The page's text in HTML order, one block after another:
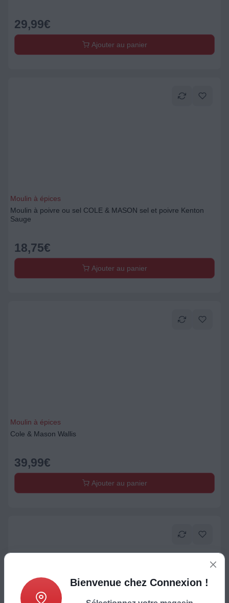
29,99€
Ajouter au panier
Moulin à épices
Moulin à poivre ou sel COLE & MASON sel et poivre Kenton
Sauge
18,75€
Ajouter au panier
Moulin à épices
Cole & Mason Wallis
39,99€
Ajouter au panier
Bienvenue chez Connexion !